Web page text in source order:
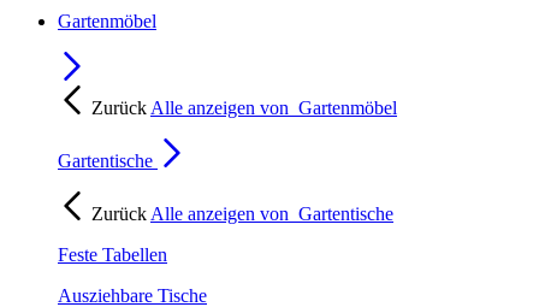
Gartenmöbel
Zurück Alle anzeigen von Gartenmöbel
Gartentische
Zurück Alle anzeigen von Gartentische
Feste Tabellen
Ausziehbare Tische